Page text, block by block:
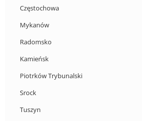
Częstochowa
Mykanów
Radomsko
Kamieńsk
Piotrków Trybunalski
Srock
Tuszyn